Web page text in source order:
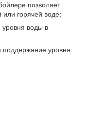
позволяет
или горячей воде;
уровня воды в
поддержание уровня